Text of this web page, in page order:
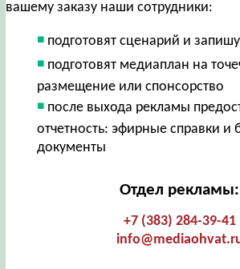
вашему заказу наши сотрудники:
подготовят сценарий и
подготовят медиаплан на
размещение или спонсорство
после выхода рекламы
отчетность: эфирные справки и
документы
Отдел рекламы:
+7 (383) 284-39-41